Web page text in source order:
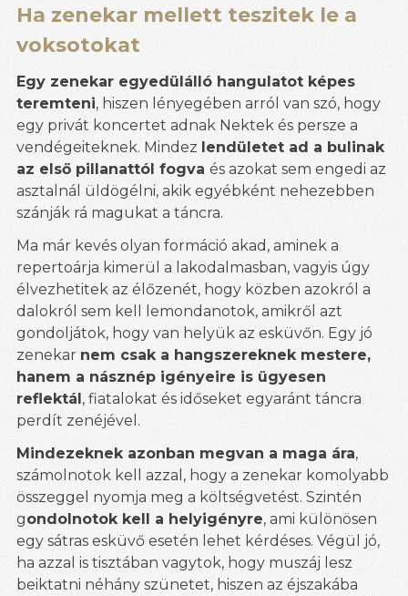
Ha zenekar mellett teszitek le a
voksotokat
Egy zenekar egyedülálló hangulatot képes
teremteni, hiszen lényegében arról van szó, hogy
egy privát koncertet adnak Nektek és persze a
vendégeiteknek. Mindez lendületet ad a bulinak
az első pillanattól fogva és azokat sem engedi az
asztalnál üldögélni, akik egyébként nehezebben
szánják rá magukat a táncra.
Ma már kevés olyan formáció akad, aminek a
repertoárja kimerül a lakodalmasban, vagyis úgy
élvezhetitek az élőzenét, hogy közben azokról a
dalokról sem kell lemondanotok, amikről azt
gondoljátok, hogy van helyük az esküvőn. Egy jó
zenekar nem csak a hangszereknek mestere,
hanem a násznép igényeire is ügyesen
reflektál, fiatalokat és időseket egyaránt táncra
perdít zenéjével.
Mindezeknek azonban megvan a maga ára,
számolnotok kell azzal, hogy a zenekar komolyabb
összeggel nyomja meg a költségvetést. Szintén
gondolnotok kell a helyigényre, ami különösen
egy sátras esküvő esetén lehet kérdéses. Végül jó,
ha azzal is tisztában vagytok, hogy muszáj lesz
beiktatni néhány szünetet, hiszen az éjszakába